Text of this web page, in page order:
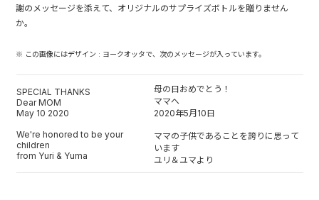
謝のメッセージを添えて、オリジナルのサプライズボトルを贈りません
か。
※ この画像にはデザイン : ヨークオッタで、次のメッセージが入っています。
SPECIAL THANKS
Dear MOM
May 10 2020
We're honored to be your
children
from Yuri & Yuma
母の日おめでとう！
ママへ
2020年5月10日
ママの子供であることを誇りに思って
います
ユリ＆ユマより